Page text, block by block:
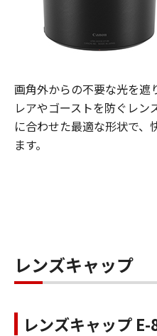
画角外からの不要な光を遮
レアやゴーストを防ぐレ
に合わせた最適な形状で、
ます。
レンズキャップ
レンズキャップ E-